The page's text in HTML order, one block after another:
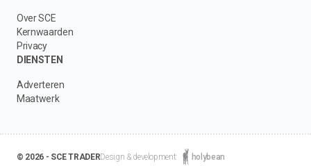
Over SCE
Kernwaarden
Privacy
DIENSTEN
Adverteren
Maatwerk
© 2026 - SCE TRADERDesign & development: holybean